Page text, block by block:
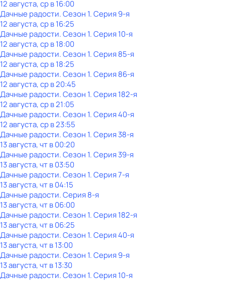
12 августа, ср в 16:00
Дачные радости. Сезон 1. Серия 9-я
12 августа, ср в 16:25
Дачные радости. Сезон 1. Серия 10-я
12 августа, ср в 18:00
Дачные радости. Сезон 1. Серия 85-я
12 августа, ср в 18:25
Дачные радости. Сезон 1. Серия 86-я
12 августа, ср в 20:45
Дачные радости. Сезон 1. Серия 182-я
12 августа, ср в 21:05
Дачные радости. Сезон 1. Серия 40-я
12 августа, ср в 23:55
Дачные радости. Сезон 1. Серия 38-я
13 августа, чт в 00:20
Дачные радости. Сезон 1. Серия 39-я
13 августа, чт в 03:50
Дачные радости. Сезон 1. Серия 7-я
13 августа, чт в 04:15
Дачные радости. Серия 8-я
13 августа, чт в 06:00
Дачные радости. Сезон 1. Серия 182-я
13 августа, чт в 06:25
Дачные радости. Сезон 1. Серия 40-я
13 августа, чт в 13:00
Дачные радости. Сезон 1. Серия 9-я
13 августа, чт в 13:30
Дачные радости. Сезон 1. Серия 10-я